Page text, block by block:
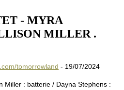
- MYRA
MILLER .
tomorrowland - 19/07/2024
Miller : batterie / Dayna Stephens :